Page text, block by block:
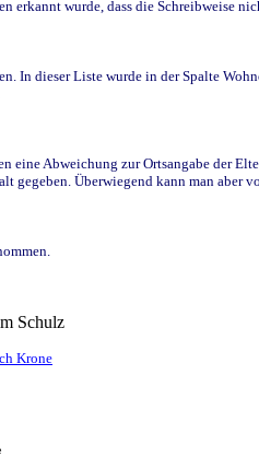
erkannt wurde, dass die Schreibweise
dieser Liste wurde in der Spalte
Abweichung zur Ortsangabe der
Überwiegend kann man aber
Schulz
Krone